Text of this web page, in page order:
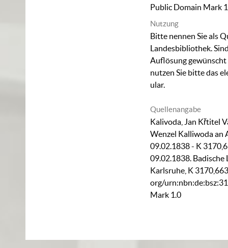
Public Domain Mark
Nutzung
Bitte nennen Sie als
Landesbibliothek.
Auflösung
nutzen Sie bitte das
ular.
Quellenangabe
Kalivoda, Jan Křtitel
Wenzel Kalliwoda an
09.02.1838 - K
09.02.1838.
Karlsruhe, K
org/
Mark 1.0